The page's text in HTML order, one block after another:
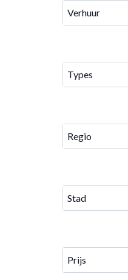
Verhuur
Types
Regio
Stad
Prijs